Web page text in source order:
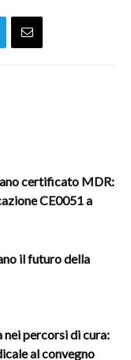
certificato MDR:
CE0051 a
il futuro della
percorsi di cura:
al convegno